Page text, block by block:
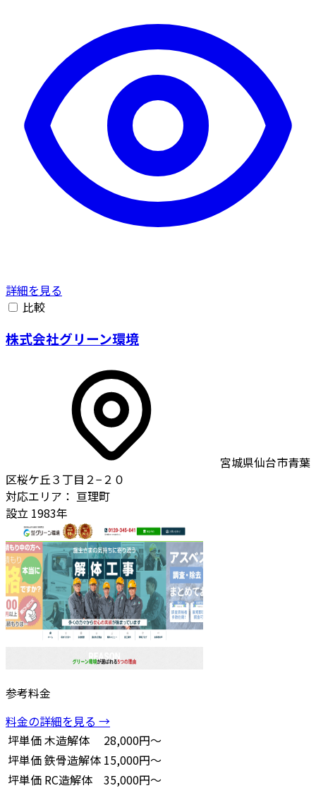
詳細を見る
比較
株式会社グリーン環境
宮城県仙台市青葉
区桜ケ丘３丁目２−２０
対応エリア： 亘理町
設立 1983年
参考料金
料金の詳細を見る →
坪単価木造解体
28,000円～
坪単価鉄骨造解体 15,000円～
坪単価 RC造解体
35,000円～